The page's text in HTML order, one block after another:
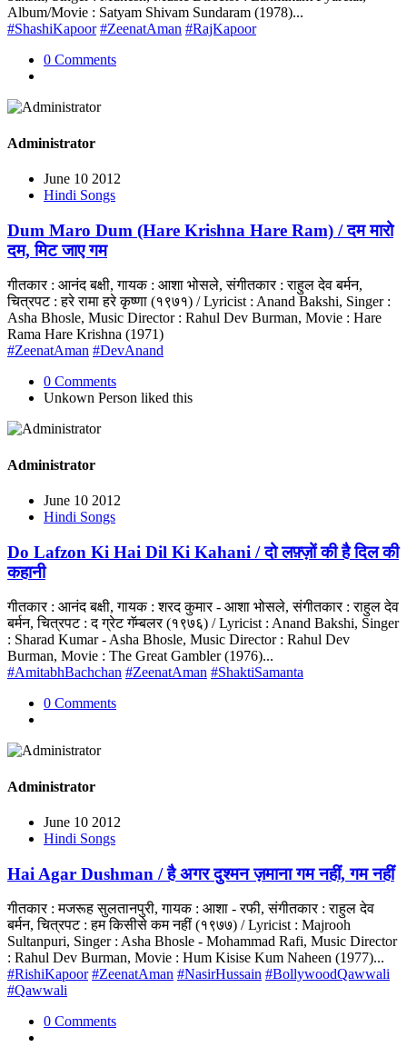
Album/Movie : Satyam Shivam Sundaram (1978)...
#ShashiKapoor #ZeenatAman #RajKapoor
0 Comments
Administrator
June 10 2012
Hindi Songs
Dum Maro Dum (Hare Krishna Hare Ram) / दम मारो
दम, मिट जाए गम
गीतकार : आनंद बक्षी, गायक : आशा भोसले, संगीतकार : राहुल देव बर्मन,
चित्रपट : हरे रामा हरे कृष्णा (१९७१) / Lyricist : Anand Bakshi, Singer :
Asha Bhosle, Music Director : Rahul Dev Burman, Movie : Hare
Rama Hare Krishna (1971)
#ZeenatAman #DevAnand
0 Comments
Unkown Person liked this
Administrator
June 10 2012
Hindi Songs
Do Lafzon Ki Hai Dil Ki Kahani / दो लफ़्ज़ों की है दिल की
कहानी
गीतकार : आनंद बक्षी, गायक : शरद कुमार - आशा भोसले, संगीतकार : राहुल देव
बर्मन, चित्रपट : द ग्रेट गॅम्बलर (१९७६) / Lyricist : Anand Bakshi, Singer
: Sharad Kumar - Asha Bhosle, Music Director : Rahul Dev
Burman, Movie : The Great Gambler (1976)...
#AmitabhBachchan #ZeenatAman #ShaktiSamanta
0 Comments
Administrator
June 10 2012
Hindi Songs
Hai Agar Dushman / है अगर दुश्मन ज़माना गम नहीं, गम नहीं
गीतकार : मजरूह सुलतानपुरी, गायक : आशा - रफी, संगीतकार : राहुल देव
बर्मन, चित्रपट : हम किसीसे कम नहीं (१९७७) / Lyricist : Majrooh
Sultanpuri, Singer : Asha Bhosle - Mohammad Rafi, Music Director
: Rahul Dev Burman, Movie : Hum Kisise Kum Naheen (1977)...
#RishiKapoor #ZeenatAman #NasirHussain #BollywoodQawwali
#Qawwali
0 Comments